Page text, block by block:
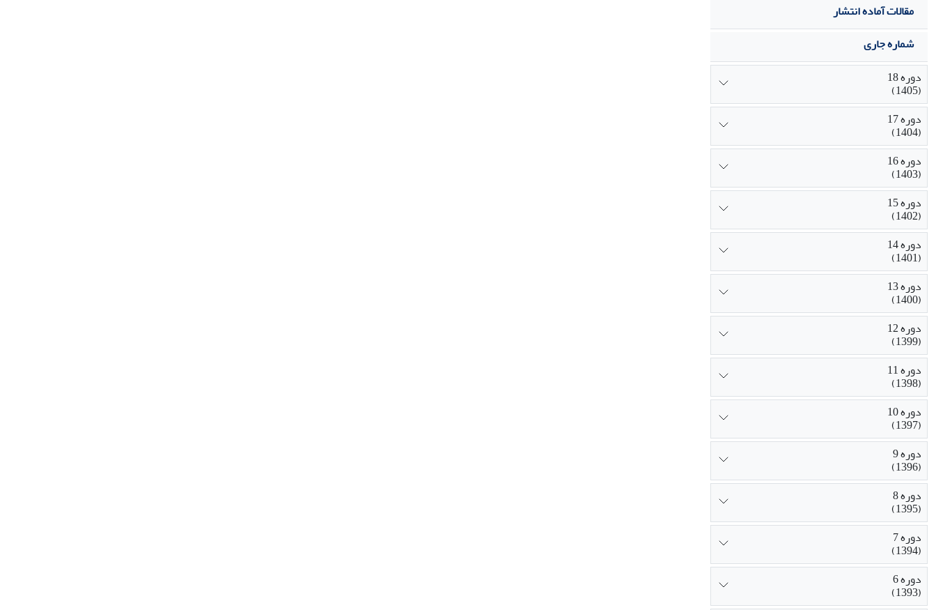
مقالات آماده انتشار
شماره جاری
دوره 18
(1405)
دوره 17
(1404)
دوره 16
(1403)
دوره 15
(1402)
دوره 14
(1401)
دوره 13
(1400)
دوره 12
(1399)
دوره 11
(1398)
دوره 10
(1397)
دوره 9
(1396)
دوره 8
(1395)
دوره 7
(1394)
دوره 6
(1393)